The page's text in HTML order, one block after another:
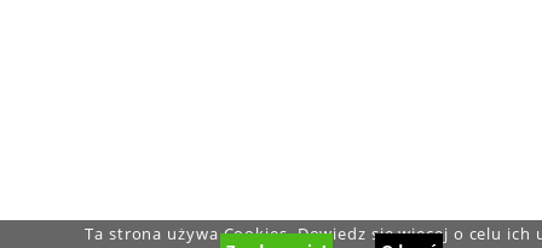
Ta strona używa Cookies. Dowiedz się więcej o celu